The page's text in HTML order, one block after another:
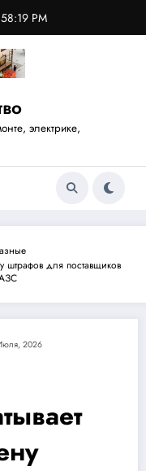
PM
электрике,
штрафов для поставщиков
2026